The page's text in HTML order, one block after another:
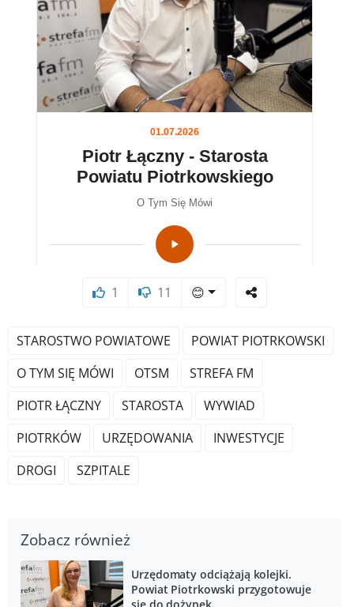
1 11 😊
STAROSTWO POWIATOWE
POWIAT PIOTRKOWSKI
O TYM SIĘ MÓWI
OTSM
STREFA FM
PIOTR ŁĄCZNY
STAROSTA
WYWIAD
PIOTRKÓW
URZĘDOWANIA
INWESTYCJE
DROGI
SZPITALE
Zobacz również
Urzędomaty odciążają kolejki.
Powiat Piotrkowski przygotowuje
się do dożynek